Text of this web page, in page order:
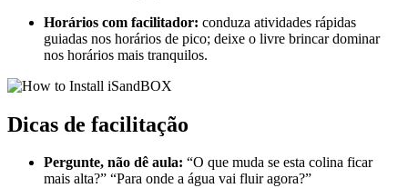
Horários com facilitador: conduza atividades rápidas
guiadas nos horários de pico; deixe o livre brincar dominar
nos horários mais tranquilos.
Dicas de facilitação
Pergunte, não dê aula: “O que muda se esta colina ficar
mais alta?” “Para onde a água vai fluir agora?”